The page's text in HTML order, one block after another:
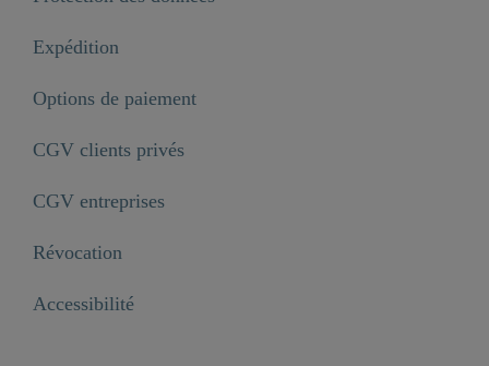
Expédition
Options de paiement
CGV clients privés
CGV entreprises
Révocation
Accessibilité